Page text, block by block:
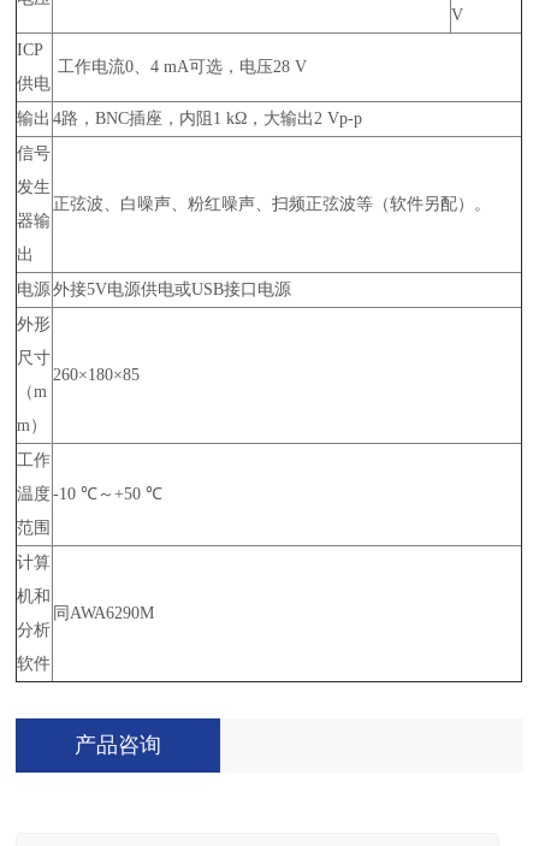
V
ICP
供电
工作电流0、4 mA可选，电压28 V
输出 4路，BNC插座，内阻1 kΩ，大输出2 Vp-p
信号
发生
器输
出
正弦波、白噪声、粉红噪声、扫频正弦波等（软件另配）。
电源外接5V电源供电或USB接口电源
外形
尺寸
（m
m）
260×180×85
工作
温度
范围
-10 ℃～+50 ℃
计算
机和
分析
软件
同AWA6290M
产品咨询